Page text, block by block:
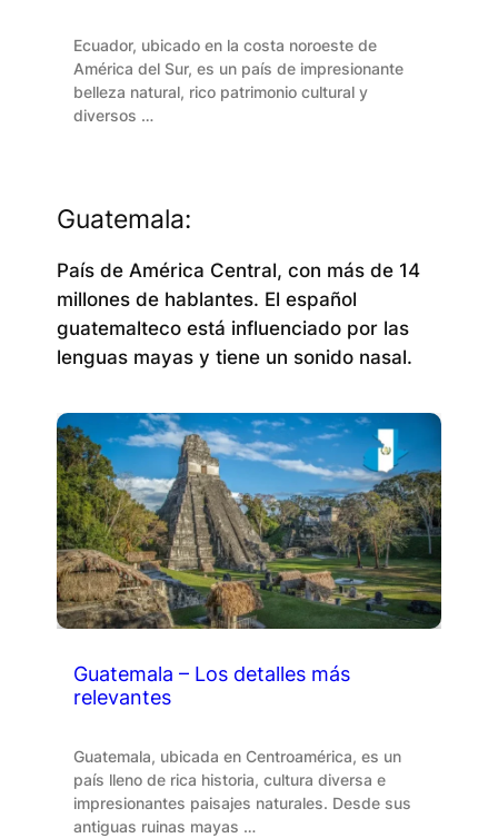
Ecuador, ubicado en la costa noroeste de
América del Sur, es un país de impresionante
belleza natural, rico patrimonio cultural y
diversos …
Guatemala:
País de América Central, con más de 14
millones de hablantes. El español
guatemalteco está influenciado por las
lenguas mayas y tiene un sonido nasal.
Guatemala – Los detalles más
relevantes
Guatemala, ubicada en Centroamérica, es un
país lleno de rica historia, cultura diversa e
impresionantes paisajes naturales. Desde sus
antiguas ruinas mayas …